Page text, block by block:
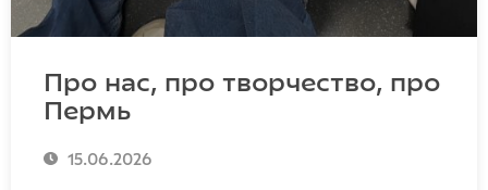
Про нас, про творчество, про
Пермь
15.06.2026